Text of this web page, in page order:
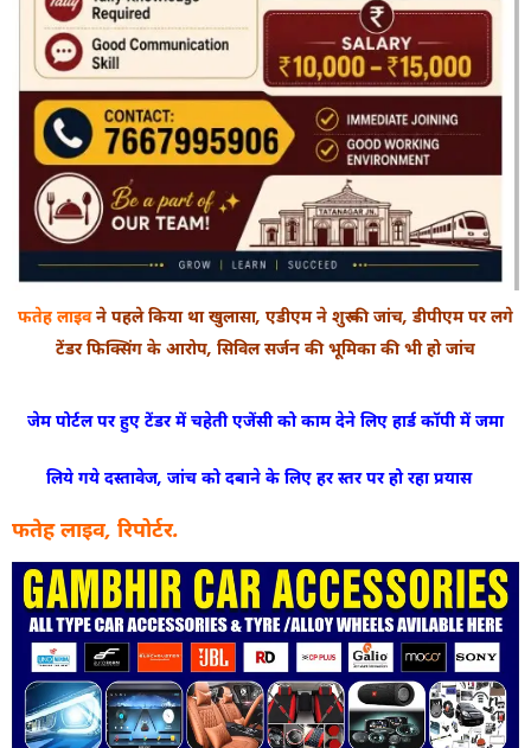
फतेह लाइवने पहले किया था खुलासा, एडीएम ने शुरू की जांच, डीपीएम पर लगे
टेंडर फिक्सिंग के आरोप, सिविल सर्जन की भूमिका की भी हो जांच
जेम पोर्टल पर हुए टेंडर में चहेती एजेंसी को काम देने लिए हार्ड कॉपी में जमा
लिये गये दस्तावेज, जांच को दबाने के लिए हर स्तर पर हो रहा प्रयास
फतेह लाइव, रिपोर्टर.